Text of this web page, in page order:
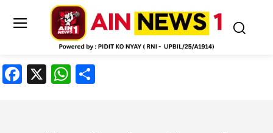
Facebook
X WhatsApp